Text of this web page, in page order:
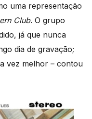
uma representação
Club. O grupo
já que nunca
dia de gravação;
vez melhor – contou